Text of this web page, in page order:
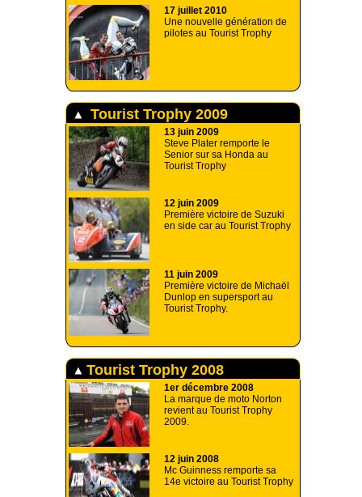
17 juillet 2010
Une nouvelle génération de
pilotes au Tourist Trophy
Tourist Trophy 2009
13 juin 2009
Steve Plater remporte le
Senior sur sa Honda au
Tourist Trophy
12 juin 2009
Première victoire de Suzuki
en side car au Tourist Trophy
11 juin 2009
Première victoire de Michaël
Dunlop en supersport au
Tourist Trophy.
Tourist Trophy 2008
1er décembre 2008
La marque de moto Norton
revient au Tourist Trophy
2009.
12 juin 2008
Mc Guinness remporte sa
14e victoire au Tourist Trophy